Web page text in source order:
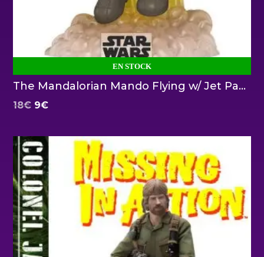
EN STOCK
The Mandalorian Mando Flying w/ Jet Pack Funko
18€ El
precio
9€El
precio